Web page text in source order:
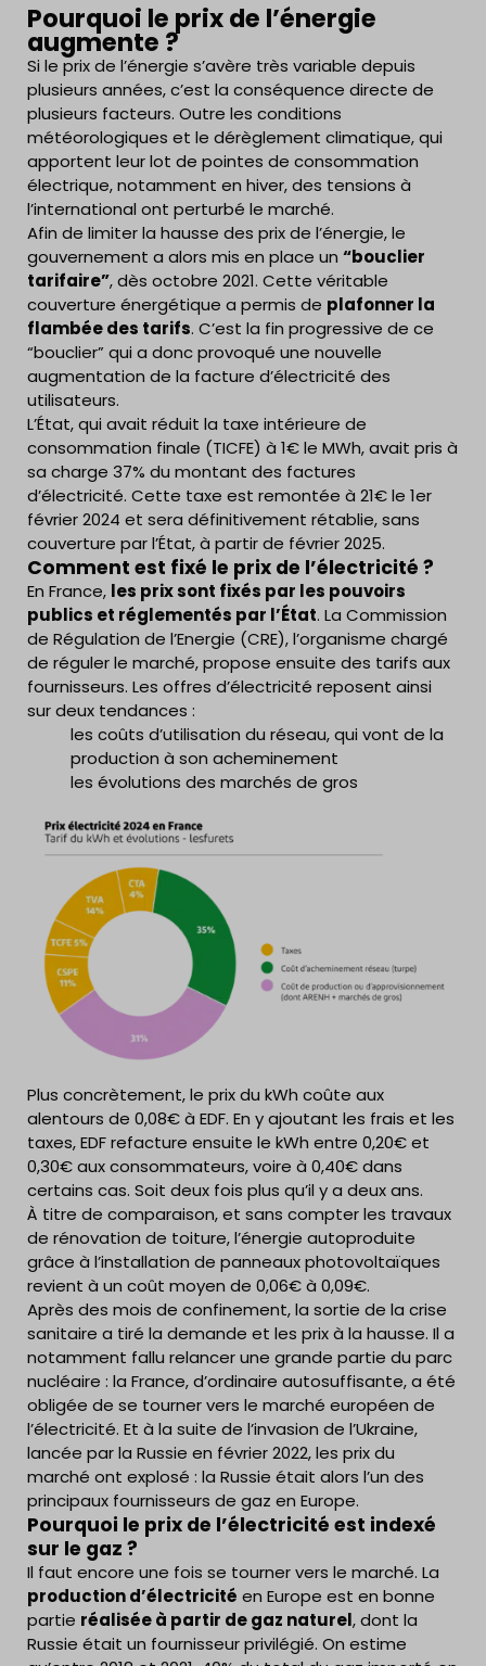
Pourquoi le prix de l’énergie
augmente ?
Si le prix de l’énergie s’avère très variable depuis
plusieurs années, c’est la conséquence directe de
plusieurs facteurs. Outre les conditions
météorologiques et le dérèglement climatique, qui
apportent leur lot de pointes de consommation
électrique, notamment en hiver, des tensions à
l’international ont perturbé le marché.
Afin de limiter la hausse des prix de l’énergie, le
gouvernement a alors mis en place un “bouclier
tarifaire”, dès octobre 2021. Cette véritable
couverture énergétique a permis de plafonner la
flambée des tarifs. C’est la fin progressive de ce
“bouclier” qui a donc provoqué une nouvelle
augmentation de la facture d’électricité des
utilisateurs.
L’État, qui avait réduit la taxe intérieure de
consommation finale (TICFE) à 1€ le MWh, avait pris à
sa charge 37% du montant des factures
d’électricité. Cette taxe est remontée à 21€ le 1er
février 2024 et sera définitivement rétablie, sans
couverture par l’État, à partir de février 2025.
Comment est fixé le prix de l’électricité ?
En France, les prix sont fixés par les pouvoirs
publics et réglementés par l’État. La Commission
de Régulation de l’Energie (CRE), l’organisme chargé
de réguler le marché, propose ensuite des tarifs aux
fournisseurs. Les offres d’électricité reposent ainsi
sur deux tendances :
les coûts d’utilisation du réseau, qui vont de la
production à son acheminement
les évolutions des marchés de gros
Plus concrètement, le prix du kWh coûte aux
alentours de 0,08€ à EDF. En y ajoutant les frais et les
taxes, EDF refacture ensuite le kWh entre 0,20€ et
0,30€ aux consommateurs, voire à 0,40€ dans
certains cas. Soit deux fois plus qu’il y a deux ans.
À titre de comparaison, et sans compter les travaux
de rénovation de toiture, l’énergie autoproduite
grâce à l’installation de panneaux photovoltaïques
revient à un coût moyen de 0,06€ à 0,09€.
Après des mois de confinement, la sortie de la crise
sanitaire a tiré la demande et les prix à la hausse. Il a
notamment fallu relancer une grande partie du parc
nucléaire : la France, d’ordinaire autosuffisante, a été
obligée de se tourner vers le marché européen de
l’électricité. Et à la suite de l’invasion de l’Ukraine,
lancée par la Russie en février 2022, les prix du
marché ont explosé : la Russie était alors l’un des
principaux fournisseurs de gaz en Europe.
Pourquoi le prix de l’électricité est indexé
sur le gaz ?
Il faut encore une fois se tourner vers le marché. La
production d’électricité en Europe est en bonne
partie réalisée à partir de gaz naturel, dont la
Russie était un fournisseur privilégié. On estime